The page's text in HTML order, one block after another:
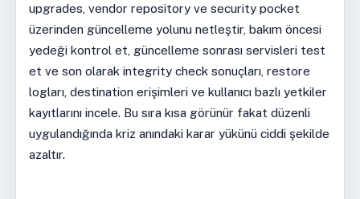
upgrades, vendor repository ve security pocket
üzerinden güncelleme yolunu netleştir, bakım öncesi
yedeği kontrol et, güncelleme sonrası servisleri test
et ve son olarak integrity check sonuçları, restore
logları, destination erişimleri ve kullanıcı bazlı yetkiler
kayıtlarını incele. Bu sıra kısa görünür fakat düzenli
uygulandığında kriz anındaki karar yükünü ciddi şekilde
azaltır.